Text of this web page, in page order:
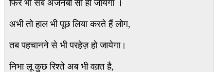
फिर भी सब अजनबी सा हो जायेगा ।
अभी तो हाल भी पूछ लिया करते हैं लोग,
तब पहचानने से भी परहेज़ हो जायेगा।
निभा लू कुछ रिश्ते अब भी वक़्त है,